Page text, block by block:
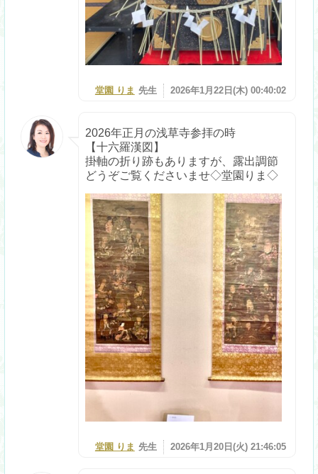
堂園 りま 先生 2026年1月22日(木) 00:40:02
2026年正月の浅草寺参拝の時
【十六羅漢図】
掛軸の折り跡もありますが、露出調節
どうぞご覧くださいませ◇堂園りま◇
堂園 りま 先生 2026年1月20日(火) 21:46:05